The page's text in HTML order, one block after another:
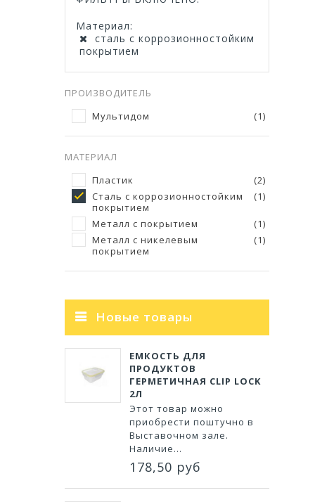
материал:
сталь с коррозионностойким
покрытием
ПРОИЗВОДИТЕЛЬ
Мультидом
(1)
МАТЕРИАЛ
Пластик
(2)
Сталь с коррозионностойким
покрытием
(1)
Металл с покрытием
(1)
Металл с никелевым
покрытием
(1)
Новые товары
ЕМКОСТЬ ДЛЯ
ПРОДУКТОВ
ГЕРМЕТИЧНАЯ CLIP LOCK
2Л
Этот товар можно
приобрести поштучно в
Выставочном зале.
Наличие...
178,50 руб